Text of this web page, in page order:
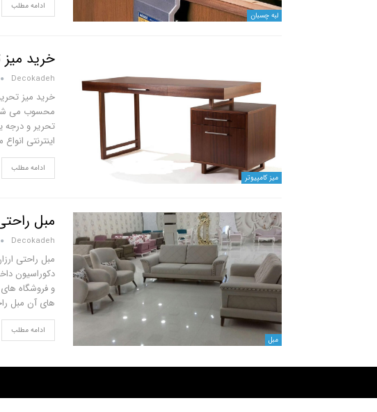
لبه چسبان
ادامه مطلب
میز کامپیوتر
خرید میز
Decokadeh
خرید میز
محسوب می
تحریر و درجه
اینترنتی
ادامه مطلب
مبل
مبل
Decokadeh
مبل راحتی
دکوراسیون
و فروشگاه
های آن مبل
ادامه مطلب